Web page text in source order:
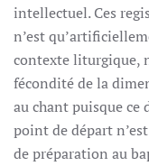
intellectuel. Ces
n’est
contexte liturgique,
fécondité de la
au chant puisque
point de départ
de préparation au